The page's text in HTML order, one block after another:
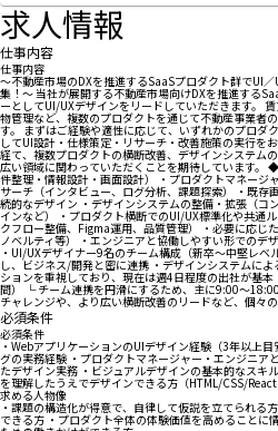
求人情報
仕事内容
仕事内容
～不動産市場のDXを推進するSaaSプロダクト群でUI
集！～ 当社が展開する不動産市場向けDXを推進する
ーとしてUI/UXデザインをリードしていただきます。
物管理など、複数のプロダクトを通じて不動産事業者
す。 まずはご経験や適性に応じて、いずれかのプロダ
してUI設計・仕様策定・リサーチ・改善施策の実行を
経て、複数プロダクトの横断改善、デザインシステム
広い領域に関わっていただくことを期待しています。
件整理・情報設計・画面設計） ・プロダクトマネージ
サーチ（インタビュー、ログ分析、課題探索） ・既存
続的なデザイン ・デザインシステムの整備・拡張（コ
インなど） ・プロダクト横断でのUI/UX標準化や共通
クフロー整備、Figma運用、品質管理） ・必要に応じ
ノベルティ等） ・エンジニアと協働しやすい形での
・UI/UXデザイナー9名のチーム構成（新卒〜中堅レ
し、ビジネス/開発と密に連携 ・デザインシステムに
ションを重視しており、現在は週4日程度の出社が基
間） └ チーム連携を円滑にするため、主に9:00〜
チャレンジや、より広い横断改善のリードなど、個々
必須条件
必須条件
・WebアプリケーションのUIデザイン経験（3年以上
グの実務経験 ・プロダクトマネージャー・エンジニア
たデザイン実務 ・ビジュアルデザインの基本的なスキ
を理解したうえでデザインできる方（HTML/CSS/React
求める人物像
・課題の構造化が得意で、自律して仮説を立てられる
できる方 ・プロダクト全体の体験価値を高めることに